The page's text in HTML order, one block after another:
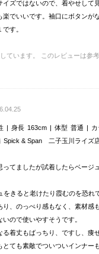
ズではないので、着やせして
楽でいいです。袖口にボタンが
す。
ています。
このレビューは参
身長 163cm 体型 普通 カ
Spick & Span 二子玉川ライズ
ってましたが試着したらベージ
をきると老けたり霞むのを恐れ
、のっぺり感もなく、素材感
ので使いやすそうです。
着丈もばっちり、ですし、痩
とても素敵でついついインナー